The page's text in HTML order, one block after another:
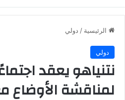
الرئيسية / دولي
دولي
نتنياهو يعقد
لمناقشة الأوضاع